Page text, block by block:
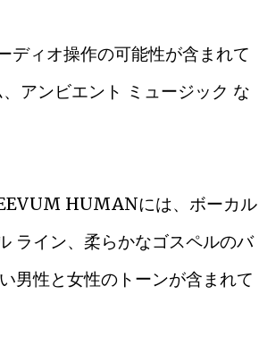
ディオ操作の可能性が含まれて
アンビエント ミュージック な
HUMANには、ボーカル
ライン、柔らかなゴスペルのバ
男性と女性のトーンが含まれて